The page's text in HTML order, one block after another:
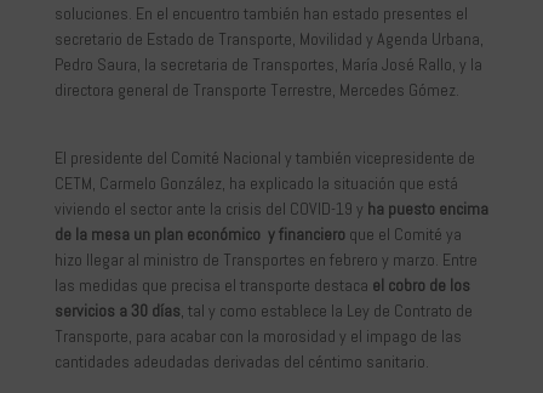
soluciones. En el encuentro también han estado presentes el
secretario de Estado de Transporte, Movilidad y Agenda Urbana,
Pedro Saura, la secretaria de Transportes, María José Rallo, y la
directora general de Transporte Terrestre, Mercedes Gómez.
El presidente del Comité Nacional y también vicepresidente de
CETM, Carmelo González, ha explicado la situación que está
viviendo el sector ante la crisis del COVID-19 y ha puesto encima
de la mesa un plan económico y financiero que el Comité ya
hizo llegar al ministro de Transportes en febrero y marzo. Entre
las medidas que precisa el transporte destaca el cobro de los
servicios a 30 días, tal y como establece la Ley de Contrato de
Transporte, para acabar con la morosidad y el impago de las
cantidades adeudadas derivadas del céntimo sanitario.